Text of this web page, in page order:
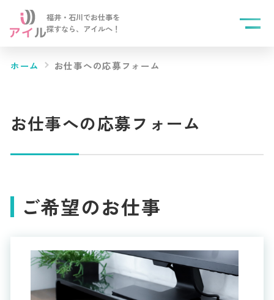
福井・石川でお仕事を
探すなら、 アイルへ！
ホーム お仕事への応募フォーム
お仕事への応募フォーム
ご希望のお仕事